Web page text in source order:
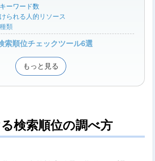
ーワード数
られる人的リソース
類
索順位チェックツール6選
もっと見る
検索順位の調べ方